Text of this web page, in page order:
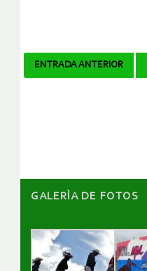
Navegador
ENTRADA ANTERIOR
GALERÌA DE FOTOS